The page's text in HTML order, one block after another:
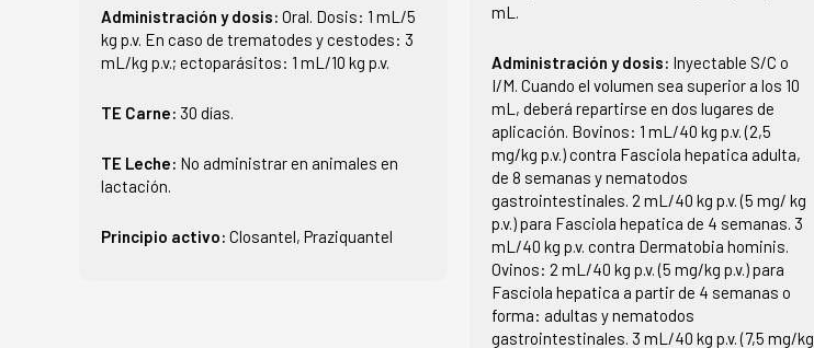
Administración y dosis: Oral. Dosis: 1 mL/5
kg p.v. En caso de trematodes y cestodes: 3
mL/kg p.v.; ectoparásitos: 1 mL/10 kg p.v.
TE Carne: 30 días.
TE Leche: No administrar en animales en
lactación.
Principio activo: Closantel, Praziquantel
mL.
Administración y dosis: Inyectable S/C o
I/M. Cuando el volumen sea superior a los 10
mL, deberá repartirse en dos lugares de
aplicación. Bovinos: 1 mL/40 kg p.v. (2,5
mg/kg p.v.) contra Fasciola hepatica adulta,
de 8 semanas y nematodos
gastrointestinales. 2 mL/40 kg p.v. (5 mg/ kg
p.v.) para Fasciola hepatica de 4 semanas. 3
mL/40 kg p.v. contra Dermatobia hominis.
Ovinos: 2 mL/40 kg p.v. (5 mg/kg p.v.) para
Fasciola hepatica a partir de 4 semanas o
forma: adultas y nematodos
gastrointestinales. 3 mL/40 kg p.v. (7,5 mg/kg